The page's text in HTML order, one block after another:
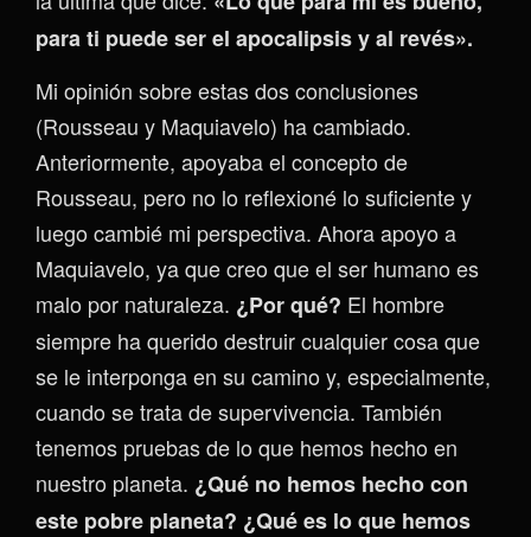
para ti puede ser el apocalipsis y al revés».
Mi opinión sobre estas dos conclusiones
(Rousseau y Maquiavelo) ha cambiado.
Anteriormente, apoyaba el concepto de
Rousseau, pero no lo reflexioné lo suficiente y
luego cambié mi perspectiva. Ahora apoyo a
Maquiavelo, ya que creo que el ser humano es
malo por naturaleza. ¿Por qué? El hombre
siempre ha querido destruir cualquier cosa que
se le interponga en su camino y, especialmente,
cuando se trata de supervivencia. También
tenemos pruebas de lo que hemos hecho en
nuestro planeta. ¿Qué no hemos hecho con
este pobre planeta? ¿Qué es lo que hemos